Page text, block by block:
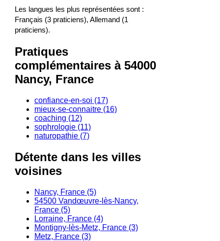
Les langues les plus représentées sont :
Français (3 praticiens), Allemand (1
praticiens).
Pratiques
complémentaires à 54000
Nancy, France
confiance-en-soi (17)
mieux-se-connaitre (16)
coaching (12)
sophrologie (11)
naturopathie (7)
Détente dans les villes
voisines
Nancy, France (5)
54500 Vandœuvre-lès-Nancy,
France (5)
Lorraine, France (4)
Montigny-lès-Metz, France (3)
Metz, France (3)